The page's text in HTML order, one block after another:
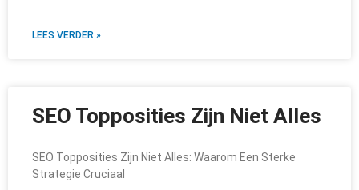
LEES VERDER »
SEO Topposities Zijn Niet Alles
SEO Topposities Zijn Niet Alles: Waarom Een Sterke
Strategie Cruciaal